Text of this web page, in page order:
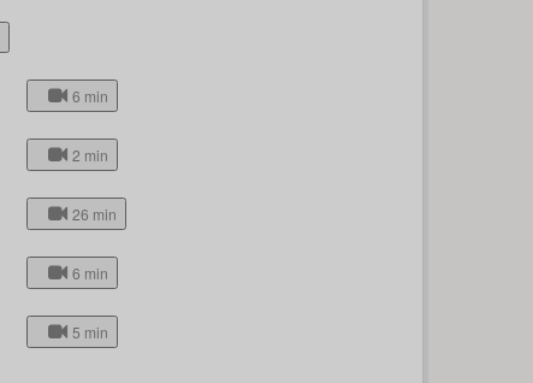
6 min
2 min
26 min
6 min
5 min